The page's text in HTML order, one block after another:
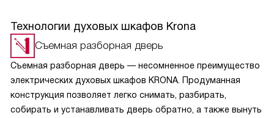
Технологии духовых шкафов Krona
Съемная разборная дверь
Съемная разборная дверь — несомненное преимущество
электрических духовых шкафов KRONA. Продуманная
конструкция позволяет легко снимать, разбирать,
собирать и устанавливать дверь обратно, а также вынуть